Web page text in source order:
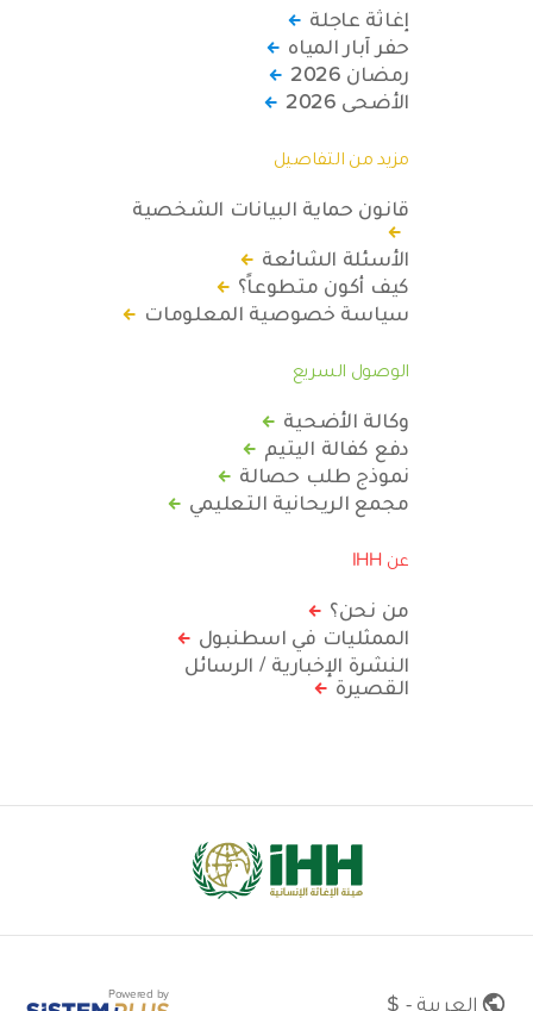
إغاثة عاجلة
حفر آبار المياه
رمضان 2026
الأضحى 2026
مزيد من التفاصيل
قانون حماية البيانات الشخصية
الأسئلة الشائعة
كيف أكون متطوعاً؟
سياسة خصوصية المعلومات
الوصول السريع
وكالة الأضحية
دفع كفالة اليتيم
نموذج طلب حصالة
مجمع الريحانية التعليمي
عن IHH
من نحن؟
الممثليات في اسطنبول
النشرة الإخبارية / الرسائل
القصيرة
العربية - $ Powered by